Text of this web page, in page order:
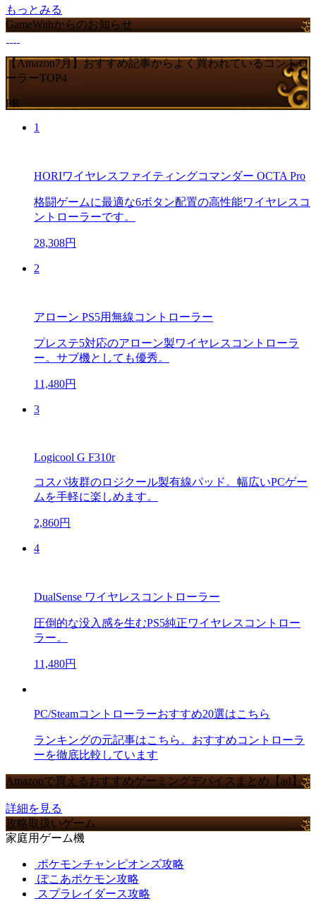
もっとみる
GameWithからのお知らせ
【Amazon7月】おすすめ記事からよく買われているコントロ
ーラーTOP4
PR
1
HORIワイヤレスファイティングコマンダー OCTA Pro
格闘ゲームに最適な6ボタン配置の高性能ワイヤレスコ
ントローラーです。
28,308円
2
アローン PS5用無線コントローラー
プレステ5対応のアローン製ワイヤレスコントローラ
ー。サブ機としても優秀。
11,480円
3
Logicool G F310r
コスパ抜群のロジクール製有線パッド。幅広いPCゲー
ムを手軽に楽しめます。
2,860円
4
DualSense ワイヤレスコントローラー
圧倒的な没入感を生むPS5純正ワイヤレスコントロー
ラー。
11,480円
PC/Steamコントローラーおすすめ20選はこちら
ランキングの元記事はこちら。おすすめコントローラ
ーを徹底比較しています
Amazonで買えるおすすめゲーミングデバイスまとめ【ad】
詳細を見る
攻略取扱いゲーム
家庭用ゲーム機
ポケモンチャンピオンズ攻略
ぽこあポケモン攻略
スプラレイダース攻略